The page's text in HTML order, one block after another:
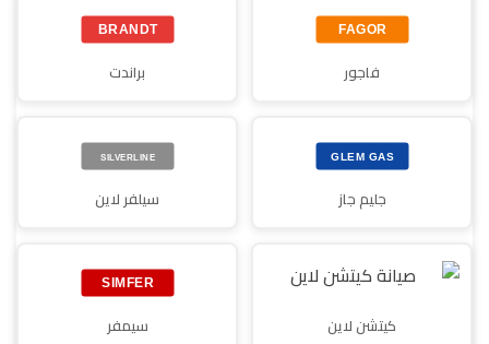
فاجور براندت
جليم جاز سيلفر لاين
كيتشن لاين سيمفر